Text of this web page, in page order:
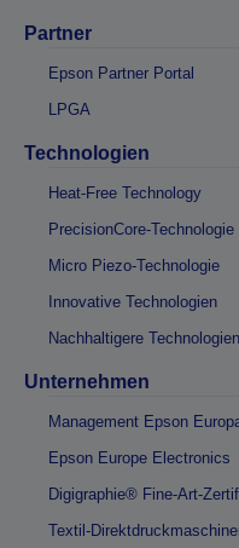
Partner
Epson Partner Portal
LPGA
Technologien
Heat-Free Technology
PrecisionCore-Technologie
Micro Piezo-Technologie
Innovative Technologien
Nachhaltigere Technologien
Unternehmen
Management Epson
Epson Europe Electronics
Digigraphie® Fine-Art-
Textil-